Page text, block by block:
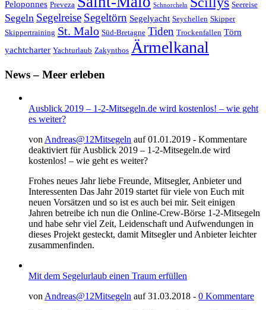
Peloponnes Preveza Schnorcheln Seereise
Segeln Segelreise Segeltörn Segelyacht Seychellen Skipper
Skippertraining St. Malo Süd-Bretagne Tiden Trockenfallen Törn
yachtcharter Yachturlaub Zakynthos Ärmelkanal
News – Meer erleben
Ausblick 2019 – 1-2-Mitsegeln.de wird kostenlos! – wie geht
es weiter?
von Andreas@12Mitsegeln auf 01.01.2019 - Kommentare
deaktiviert für Ausblick 2019 – 1-2-Mitsegeln.de wird
kostenlos! – wie geht es weiter?
Frohes neues Jahr liebe Freunde, Mitsegler, Anbieter und
Interessenten Das Jahr 2019 startet für viele von Euch mit
neuen Vorsätzen und so ist es auch bei mir. Seit einigen
Jahren betreibe ich nun die Online-Crew-Börse 1-2-Mitsegeln
und habe sehr viel Zeit, Leidenschaft und Aufwendungen in
dieses Projekt gesteckt, damit Mitsegler und Anbieter leichter
zusammenfinden.
Mit dem Segelurlaub einen Traum erfüllen
von Andreas@12Mitsegeln auf 31.03.2018 - 0 Kommentare